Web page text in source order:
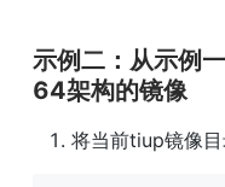
示例二：从示例
64架构的镜像
将当前tiup镜像